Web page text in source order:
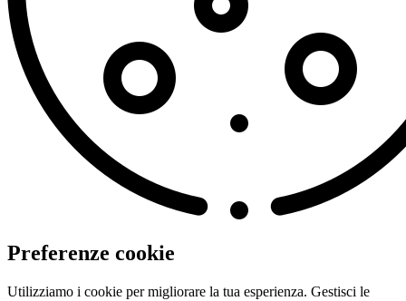
Preferenze cookie
Utilizziamo i cookie per migliorare la tua esperienza. Gestisci le